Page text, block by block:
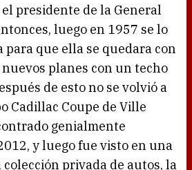
presidente de la General
luego en 1957 se lo
para que ella se quedara con
planes con un techo
de esto no se volvió a
Cadillac Coupe de Ville
genialmente
y luego fue visto en una
privada de autos, la